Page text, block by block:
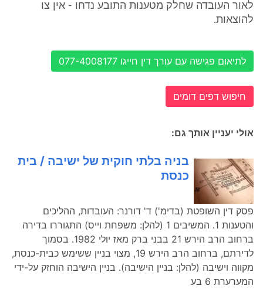
לאור העובדה שחלק מטענות התובע נדחו - אין צו
להוצאות.
לתיאום פגישה עם עורך דין חייגו 077-4008177
חיפוש דפים דומים
אולי יעניין אותך גם:
בניה בלתי חוקית של ישיבה / בית
כנסת
פסק דין השופטת (בדימ') ד' דורנר: העובדות, ההליכים
והטענות 1. המשיבים 1 (להלן: משפחת וייס) התגוררו בדירה
ברחוב הרב הירש 21 בבני ברק מאז יולי 1982. בסמוך
לדירתם, ברחוב הרב הירש 19, מצוי בניין ששימש כבית-כנסת,
מקווה וישיבה (להלן: בניין הישיבה). בניין הישיבה הוחזק על-ידי
המערערת 6 בע